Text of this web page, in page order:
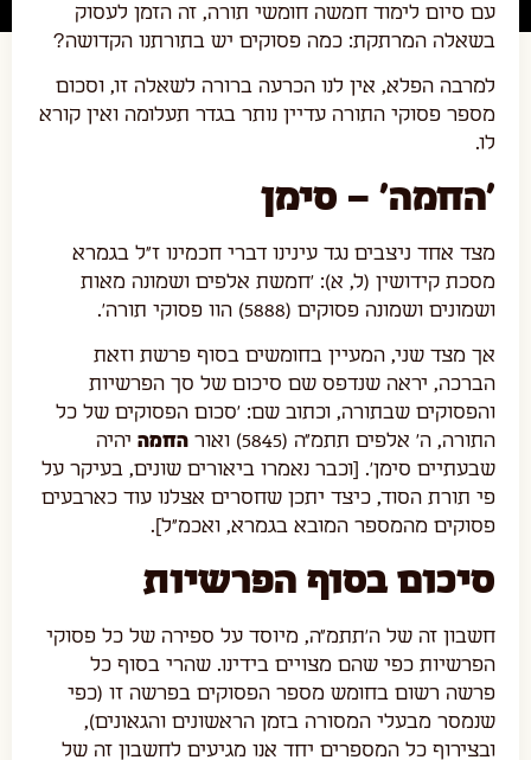
עם סיום לימוד חמשה חומשי תורה, זה הזמן לעסוק
בשאלה המרתקת: כמה פסוקים יש בתורתנו הקדושה?
למרבה הפלא, אין לנו הכרעה ברורה לשאלה זו, וסכום
מספר פסוקי התורה עדיין נותר בגדר תעלומה ואין קורא
לו.
'החמה' – סימן
מצד אחד ניצבים נגד עינינו דברי חכמינו ז"ל בגמרא
מסכת קידושין (ל, א): 'חמשת אלפים ושמונה מאות
ושמונים ושמונה פסוקים (5888) הוו פסוקי תורה'.
אך מצד שני, המעיין בחומשים בסוף פרשת וזאת
הברכה, יראה שנדפס שם סיכום של סך הפרשיות
והפסוקים שבתורה, וכתוב שם: 'סכום הפסוקים של כל
התורה, ה' אלפים תתמ"ה (5845) ואור
החמה יהיה
שבעתיים סימן'. [וכבר נאמרו ביאורים שונים, בעיקר על
פי תורת הסוד, כיצד יתכן שחסרים אצלנו עוד כארבעים
פסוקים מהמספר המובא בגמרא, ואכמ"ל].
סיכום בסוף הפרשיות
חשבון זה של ה'תתמ"ה, מיוסד על ספירה של כל פסוקי
הפרשיות כפי שהם מצויים בידינו. שהרי בסוף כל
פרשה רשום בחומש מספר הפסוקים בפרשה זו (כפי
שנמסר מבעלי המסורה בזמן הראשונים והגאונים),
ובצירוף כל המספרים יחד אנו מגיעים לחשבון זה של